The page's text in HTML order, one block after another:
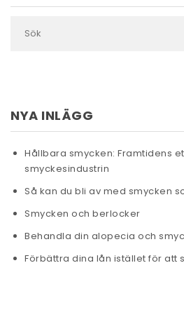
NYA INLÄGG
Hållbara smycken: Framtidens
smyckesindustrin
Så kan du bli av med smycken
Smycken och berlocker
Behandla din alopecia och
Förbättra dina lån istället för att